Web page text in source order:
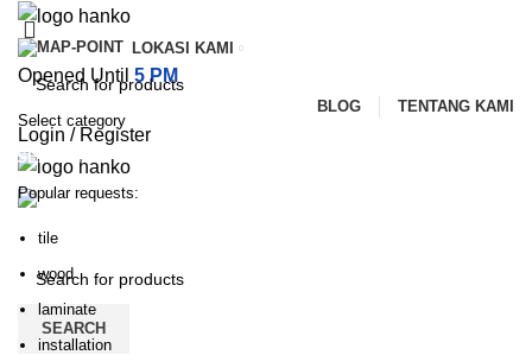
LOKASI KAMI
Opened Until 5 PM
BLOG TENTANG KAMI
Login / Register
HUBUNGI KAMI
SEARCH
Select category
SEARCH
Popular requests:
tile
wood
laminate
installation